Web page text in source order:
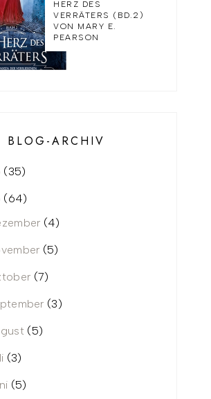
HERZ DES
VERRÄTERS (BD.2)
VON MARY E.
PEARSON
BLOG-ARCHIV
(35)
(64)
(4)
(5)
(7)
(3)
(5)
(3)
(5)